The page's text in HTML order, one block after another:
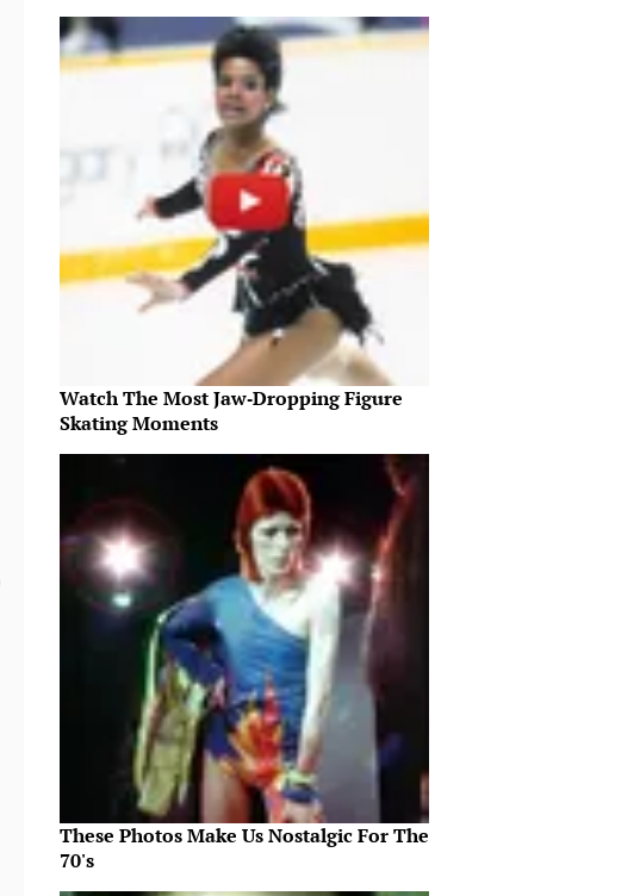
Watch The Most Jaw‑Dropping Figure
Skating Moments
These Photos Make Us Nostalgic For The
70's